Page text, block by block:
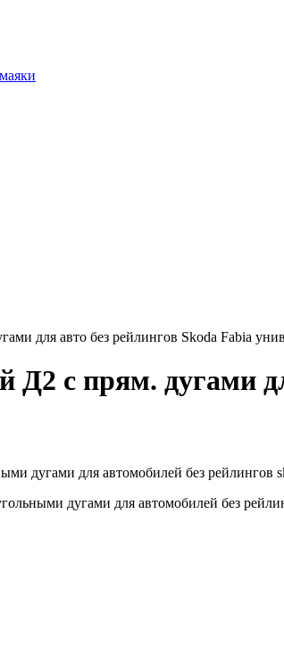
для авто без рейлингов Skoda Fabia
с прям. дугами